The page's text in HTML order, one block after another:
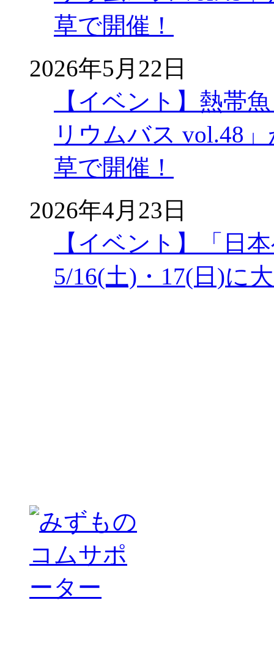
草で開催！
2026年5月22日
【イベント】熱帯
リウムバス vol.48
草で開催！
2026年4月23日
【イベント】「日
5/16(土)・17(日)に